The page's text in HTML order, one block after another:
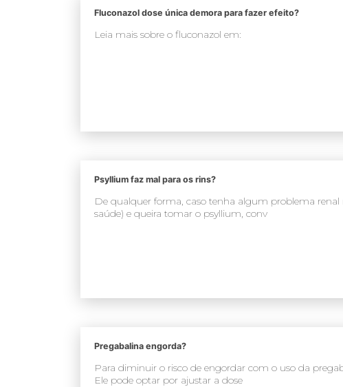
Fluconazol dose única demora para fazer efeito?
Leia mais sobre o fluconazol em:
Psyllium faz mal para os rins?
De qualquer forma, caso tenha algum problema
saúde) e queira tomar o psyllium, conv
Pregabalina engorda?
Para diminuir o risco de engordar com o uso da
Ele pode optar por ajustar a dose